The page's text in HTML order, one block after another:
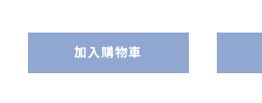
加入購物車